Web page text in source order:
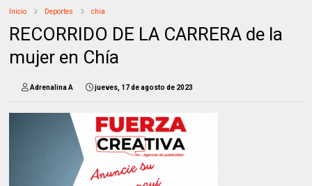
Inicio Deportes chia
RECORRIDO DE LA CARRERA de la
mujer en Chía
Adrenalina A jueves, 17 de agosto de 2023